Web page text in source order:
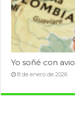
Yo soñé con
8 de enero de 2026